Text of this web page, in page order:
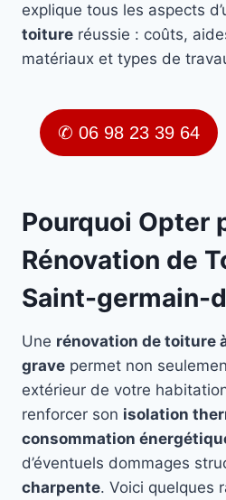
explique tous les aspects
toiture réussie : coûts,
matériaux et types de
✆ 06 98 23 39 64
Pourquoi Opter
Rénovation de
Saint-germain-
Une rénovation de toiture
grave permet non
extérieur de votre
renforcer son isolation
consommation
d’éventuels dommages
charpente. Voici quelques